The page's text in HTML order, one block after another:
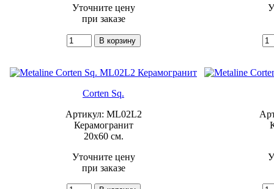
Уточните цену
при заказе
Corten Sq.
Артикул: ML02L2
Керамогранит
20x60 см.
Уточните цену
при заказе